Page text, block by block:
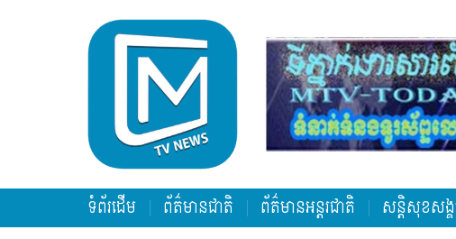
ទំព័រដើម ព័ត៌មានជាតិ ព័ត៌មានអន្តរជាតិ សន្តិសុខសង្